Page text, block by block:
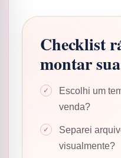
Checklist
montar
Escolhi um
venda?
Separei
visualmente?